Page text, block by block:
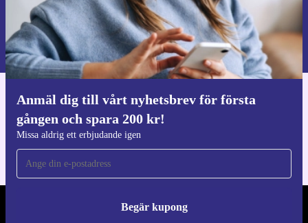
Anmäl dig till vårt nyhetsbrev för första
gången och spara 200 kr!
Missa aldrig ett erbjudande igen
Begär kupong
Begär kupong
Information om användningen av personuppgifter finns i vår
Integritetspolicy
Ladda ner refurbed appen
För iOS och Android
REFURBED SVERIGE - RETHINK NEW.